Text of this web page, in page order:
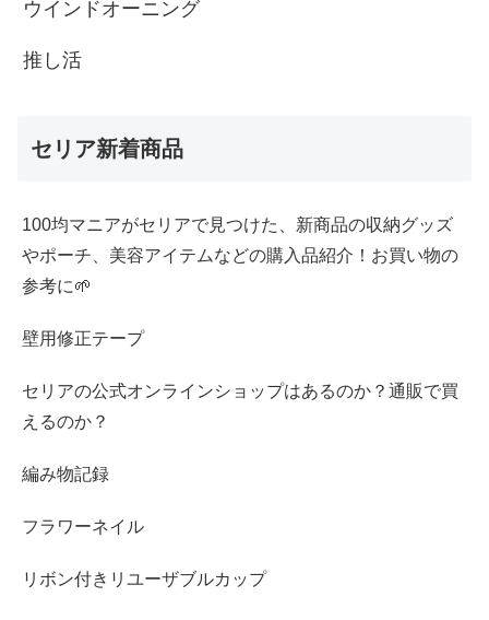
ウインドオーニング
推し活
セリア新着商品
100均マニアがセリアで見つけた、新商品の収納グッズ
やポーチ、美容アイテムなどの購入品紹介！お買い物の
参考に🌱
壁用修正テープ
セリアの公式オンラインショップはあるのか？通販で買
えるのか？
編み物記録
フラワーネイル
リボン付きリユーザブルカップ